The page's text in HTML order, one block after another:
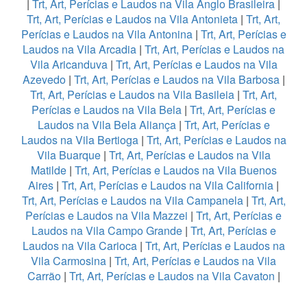
| Trt, Art, Perícias e Laudos na Vila Anglo Brasileira |
Trt, Art, Perícias e Laudos na Vila Antonieta | Trt, Art,
Perícias e Laudos na Vila Antonina| Trt, Art, Perícias e
Laudos na Vila Arcadia | Trt, Art, Perícias e Laudos na
Vila Aricanduva| Trt, Art, Perícias e Laudos na Vila
Azevedo| Trt, Art, Perícias e Laudos na Vila Barbosa|
Trt, Art, Perícias e Laudos na Vila Basileia | Trt, Art,
Perícias e Laudos na Vila Bela | Trt, Art, Perícias e
Laudos na Vila Bela Aliança| Trt, Art, Perícias e
Laudos na Vila Bertioga| Trt, Art, Perícias e Laudos na
Vila Buarque| Trt, Art, Perícias e Laudos na Vila
Matilde| Trt, Art, Perícias e Laudos na Vila Buenos
Aires | Trt, Art, Perícias e Laudos na Vila California |
Trt, Art, Perícias e Laudos na Vila Campanela| Trt, Art,
Perícias e Laudos na Vila Mazzei | Trt, Art, Perícias e
Laudos na Vila Campo Grande| Trt, Art, Perícias e
Laudos na Vila Carioca| Trt, Art, Perícias e Laudos na
Vila Carmosina | Trt, Art, Perícias e Laudos na Vila
Carrão| Trt, Art, Perícias e Laudos na Vila Cavaton |